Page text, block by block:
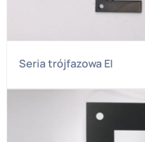
Seria trójfazowa EI